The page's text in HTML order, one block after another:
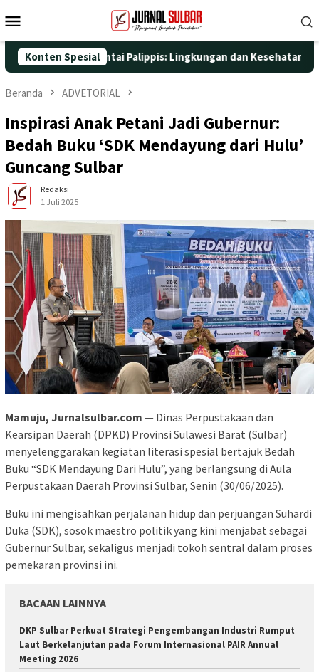
ke
Mobile
Konten Spesial
di Pantai Palippis: Lingkungan dan Kesehatan Jadi
Beranda ADVETORIAL
Inspirasi Anak Petani Jadi Gubernur:
Bedah Buku ‘SDK Mendayung dari Hulu’
Guncang Sulbar
Redaksi
1 Juli 2025
Mamuju, Jurnalsulbar.com — Dinas Perpustakaan dan
Kearsipan Daerah (DPKD) Provinsi Sulawesi Barat (Sulbar)
menyelenggarakan kegiatan literasi spesial bertajuk Bedah
Buku “SDK Mendayung Dari Hulu”, yang berlangsung di Aula
Perpustakaan Daerah Provinsi Sulbar, Senin (30/06/2025).
Buku ini mengisahkan perjalanan hidup dan perjuangan Suhardi
Duka (SDK), sosok maestro politik yang kini menjabat sebagai
Gubernur Sulbar, sekaligus menjadi tokoh sentral dalam proses
pemekaran provinsi ini.
BACAAN LAINNYA
DKP Sulbar Perkuat Strategi Pengembangan Industri Rumput
Laut Berkelanjutan pada Forum Internasional PAIR Annual
Meeting 2026